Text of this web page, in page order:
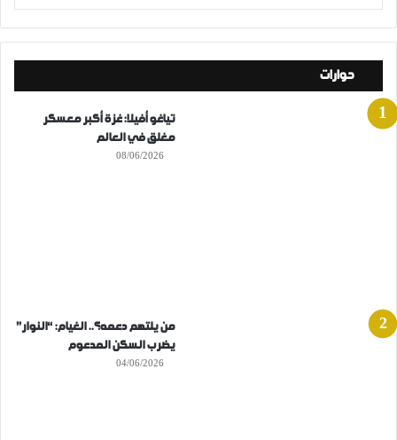
حوارات
تياغو أفيلا: غزة أكبر معسكر
مغلق في العالم
08/06/2026
من يلتهم دعمه؟.. الغيام: “النوار”
يضرب السكن المدعوم
04/06/2026